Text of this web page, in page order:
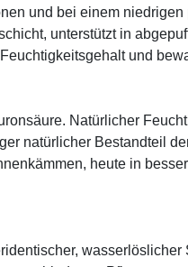
und bei einem
unterstützt in
und
Natürlicher
natürlicher Bestandteil
heute in
wasserlöslicher